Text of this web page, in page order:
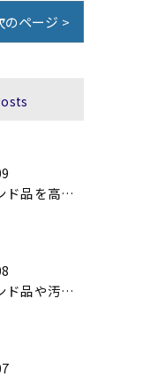
のページ >
壊れたブランド品を高額査定に変える秘訣
壊れたブランド品や汚れアクセサリーの買取価値解説